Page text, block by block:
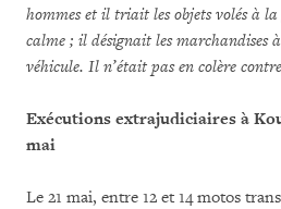
hommes et il triait les objets volés à
calme ; il désignait les marchandises
véhicule. Il n’était pas en colère
Exécutions extrajudiciaires à
mai
Le 21 mai, entre 12 et 14 motos